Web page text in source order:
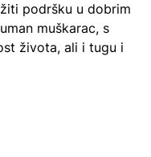
podršku u dobrim
muškarac, s
života, ali i tugu i